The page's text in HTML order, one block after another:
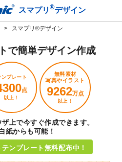
スマプリ ®デザイン
スマプリ®デザイン
で簡単デザイン作成
ンプレート
点
以上！
無料素材
写真やイラスト
9262万点
以上！
上で今すぐ作成できます。
紙からも可能！
ンプレート無料配布中！